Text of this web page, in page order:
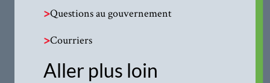
>Questions au gouvernement
>Courriers
Aller plus loin